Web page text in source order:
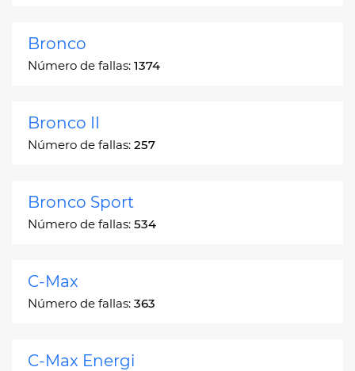
Bronco
Número de fallas: 1374
Bronco II
Número de fallas: 257
Bronco Sport
Número de fallas: 534
C-Max
Número de fallas: 363
C-Max Energi